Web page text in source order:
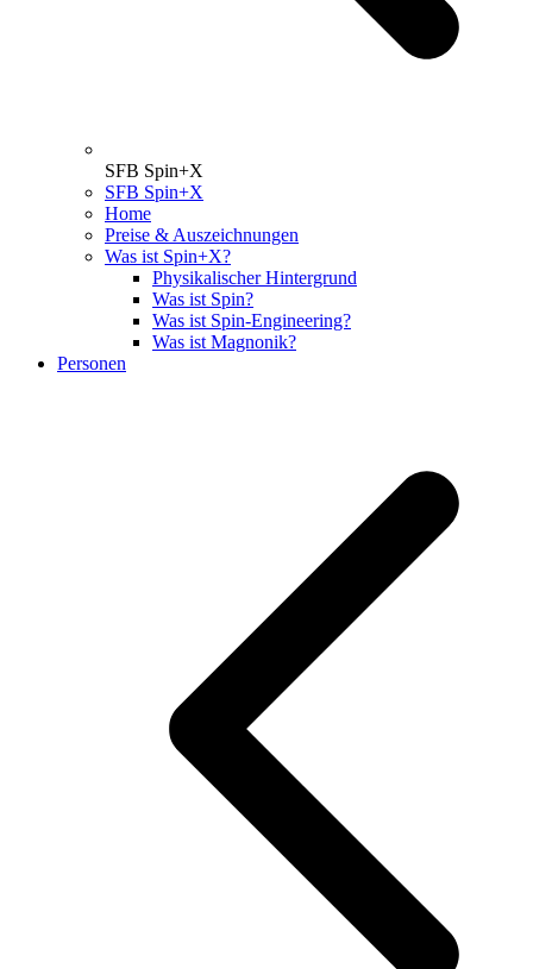
SFB Spin+X
SFB Spin+X
Home
Preise & Auszeichnungen
Was ist Spin+X?
Physikalischer Hintergrund
Was ist Spin?
Was ist Spin-Engineering?
Was ist Magnonik?
Personen